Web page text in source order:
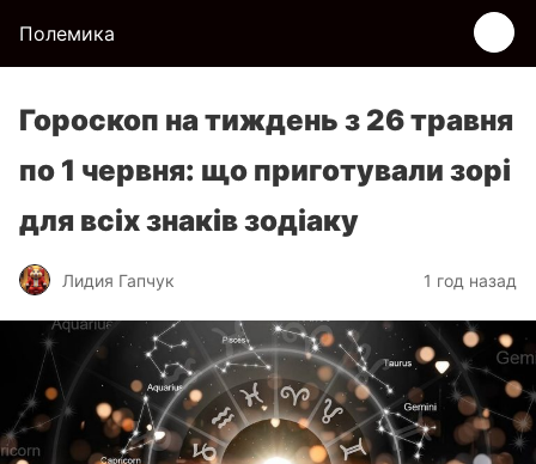
Полемика
Гороскоп на тиждень з 26 травня
по 1 червня: що приготували зорі
для всіх знаків зодіаку
Лидия Гапчук 1 год назад